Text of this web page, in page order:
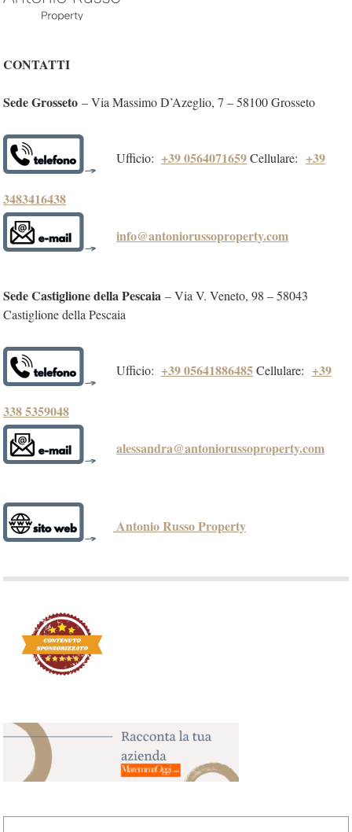
CONTATTI
Sede Grosseto – Via Massimo D’Azeglio, 7 – 58100 Grosseto
Ufficio: +39 0564071659Cellulare: +39
3483416438
info@antoniorussoproperty.com
Sede Castiglione della Pescaia – Via V. Veneto, 98 – 58043
Castiglione della Pescaia
Ufficio: +39 05641886485Cellulare: +39
338 5359048
alessandra@antoniorussoproperty.com
Antonio Russo Property